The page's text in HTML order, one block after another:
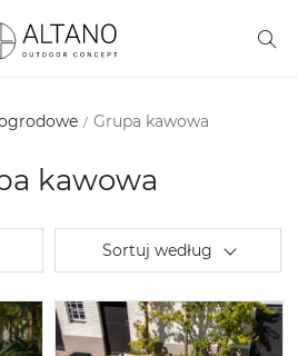
Grupa kawowa
kawowa
Sortuj według